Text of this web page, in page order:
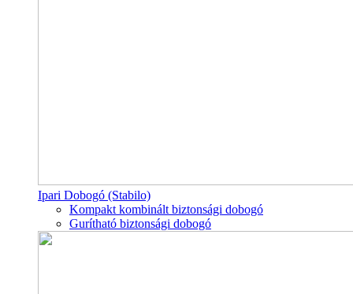
Ipari Dobogó (Stabilo)
Kompakt kombinált biztonsági dobogó
Gurítható biztonsági dobogó